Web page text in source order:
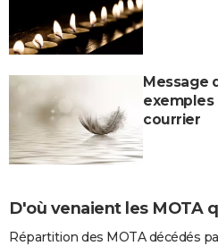
Message
exemples
courrier
D'où venaient les MOTA
Répartition des MOTA décédés